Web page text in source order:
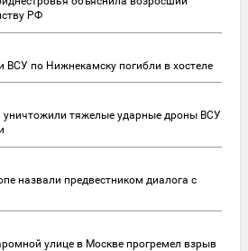
РФ
ВСУ по Нижнекамску погибли в хостеле
уничтожили тяжелые ударные дроны ВСУ
назвали предвестником диалога с
улице в Москве прогремел взрыв